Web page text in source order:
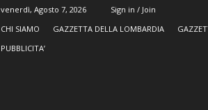
venerdì, Agosto 7, 2026
Sign in / Join
CHI SIAMO
GAZZETTA DELLA LOMBARDIA
PUBBLICITA’